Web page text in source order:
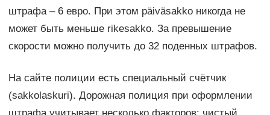
штрафа – 6 евро. При этом päiväsakko никогда не
может быть меньше rikesakko. За превышение
скорости можно получить до 32 поденных штрафов.
На сайте полиции есть специальный счётчик
(sakkolaskuri). Дорожная полиция при оформлении
штрафа учитывает несколько факторов: чистый